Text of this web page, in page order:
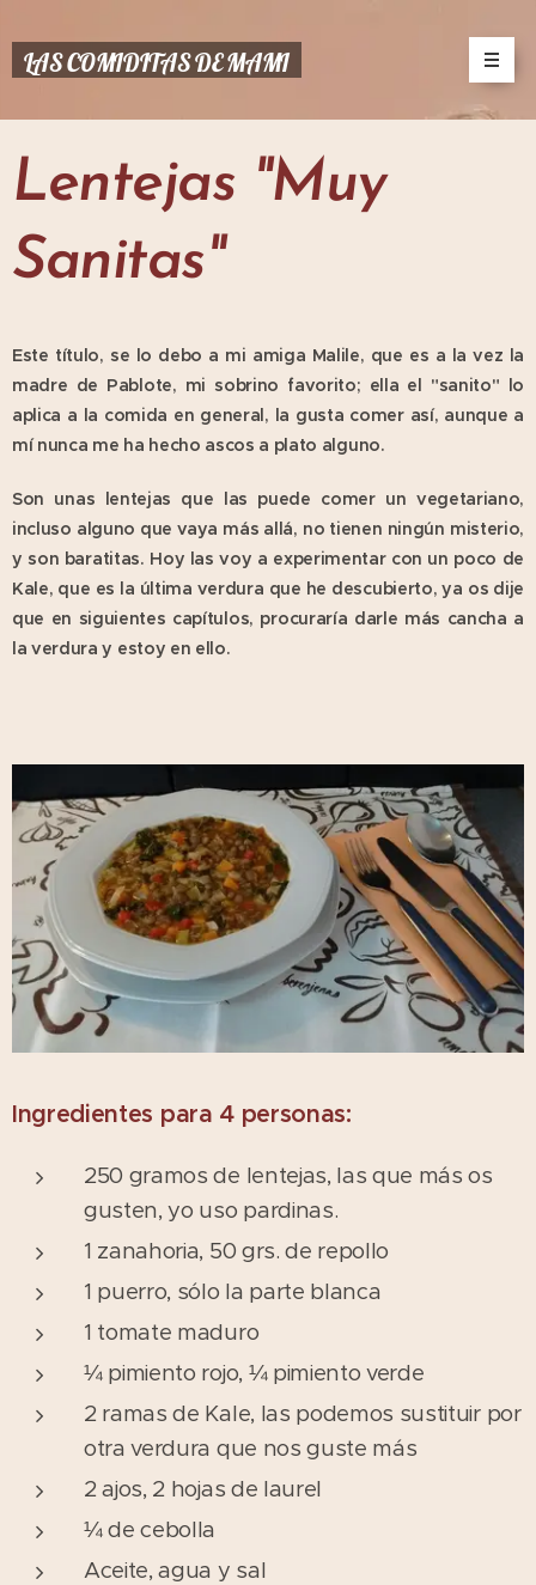
LAS COMIDITAS DE MAMI
Lentejas "Muy
Sanitas"
Este título, se lo debo a mi amiga Malile, que es a la vez la
madre de Pablote, mi sobrino favorito; ella el "sanito" lo
aplica a la comida en general, la gusta comer así, aunque a
mí nunca me ha hecho ascos a plato alguno.
Son unas lentejas que las puede comer un vegetariano,
incluso alguno que vaya más allá, no tienen ningún misterio,
y son baratitas. Hoy las voy a experimentar con un poco de
Kale, que es la última verdura que he descubierto, ya os dije
que en siguientes capítulos, procuraría darle más cancha a
la verdura y estoy en ello.
Ingredientes para 4 personas:
250 gramos de lentejas, las que más os
gusten, yo uso pardinas.
1 zanahoria, 50 grs. de repollo
1 puerro, sólo la parte blanca
1 tomate maduro
¼ pimiento rojo, ¼ pimiento verde
2 ramas de Kale, las podemos sustituir por
otra verdura que nos guste más
2 ajos, 2 hojas de laurel
¼ de cebolla
Aceite, agua y sal